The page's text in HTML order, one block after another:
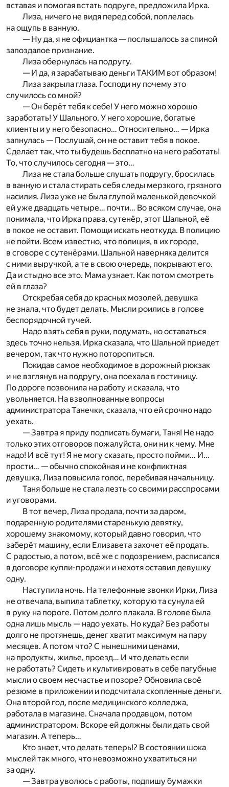
вставая и помогая встать подруге, предложила Ирка.
Лиза, ничего не видя перед собой, поплелась
на ощупь в ванную.
— Ну да, я не официантка — послышалось за спиной
запоздалое признание.
Лиза обернулась на подругу.
— И да, я зарабатываю деньги ТАКИМ вот образом!
Лиза закрыла глаза. Господи ну почему это
случилось со мной?
— Он берёт тебя к себе! У него можно хорошо
заработать! У Шального. У него хорошие, богатые
клиенты и у него безопасно… Относительно… — Ирка
запнулась — Послушай, он не оставит тебя в покое.
Сделает так, что ты будешь бесплатно на него работать!
То, что случилось сегодня — это…
Лиза не стала больше слушать подругу, бросилась
в ванную и стала стирать себя следы мерзкого, грязного
насилия. Лиза уже не была глупой маленькой девочкой
ей уже двадцать четыре… почти… Во всяком случае, она
понимала, что Ирка права, сутенёр, этот Шальной, её
в покое не оставит. Помощи искать неоткуда. В полицию
не пойти. Всем известно, что полиция, в их городе,
в сговоре с сутенёрами. Шальной наверняка делится
с ними выручкой, а те в свою очередь, покрывают его.
Да и стыдно все это. Мама узнает. Как потом смотреть
ей в глаза?
Отскребая себя до красных мозолей, девушка
не знала, что будет делать. Мысли роились в голове
беспорядочной тучей.
Надо взять себя в руки, подумать, но оставаться
здесь точно нельзя. Ирка сказала, что Шальной приедет
вечером, так что нужно поторопиться.
Покидав самое необходимое в дорожный рюкзак
и не взглянув на подругу, она поехала в гостиницу.
По дороге позвонила на работу и сказала, что
увольняется. На взволнованные вопросы
администратора Танечки, сказала, что ей срочно надо
уехать.
— Завтра я приду подписать бумаги, Таня! Не надо
только этих отговоров пожалуйста, они ни к чему. Мне
надо! И всё тут! Я не могу сказать, просто пойми… И…
прости… — обычно спокойная и не конфликтная
девушка, Лиза повысила голос, перебивая начальницу.
Таня больше не стала лезть со своими расспросами
и уговорами.
В тот вечер, Лиза продала, почти за даром,
подаренную родителями старенькую девятку,
хорошему знакомому, который давно говорил, что
заберёт машину, если Елизавета захочет её продать.
С радостью, а потом, всё же с подозрением, расписался
в договоре купли-продажи и нехотя оставил девушку
одну.
Наступила ночь. На телефонные звонки Ирки, Лиза
не отвечала, выпила таблетку, которую та сунула ей
в руку на пороге. Потом долго плакала. В голове была
одна лишь мысль — надо уехать. Но куда? Без работы
долго не протянешь, денег хватит максимум на пару
месяцев. А потом что? С нынешними ценами,
на продукты, жилье, проезд… И что делать если
не работать? Сидеть и культивировать в себе пагубные
мысли о своем несчастье и позоре? Обновила своё
резюме в приложении и подсчитала скопленные деньги.
Она второй год, после медицинского колледжа,
работала в магазине. Сначала продавцом, потом
администратором. Вскоре ей должны были дать свой
магазин. А теперь…
Кто знает, что делать теперь!? В состоянии шока
мыслей так много, что невозможно ухватиться ни
за одну.
— Завтра уволюсь с работы, подпишу бумажки